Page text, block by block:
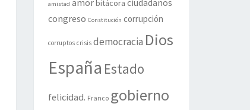
amistad amorbitácora ciudadanos
congreso Constitución corrupción
corruptos crisis democracia Dios
España Estado
felicidad. Franco gobierno